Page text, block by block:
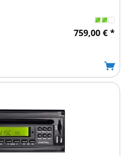
759,00 € *